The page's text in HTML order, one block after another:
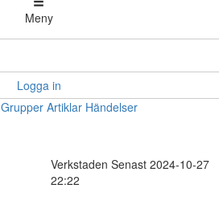
Meny
Logga in
Grupper Artiklar Händelser
Verkstaden Senast 2024-10-27
22:22